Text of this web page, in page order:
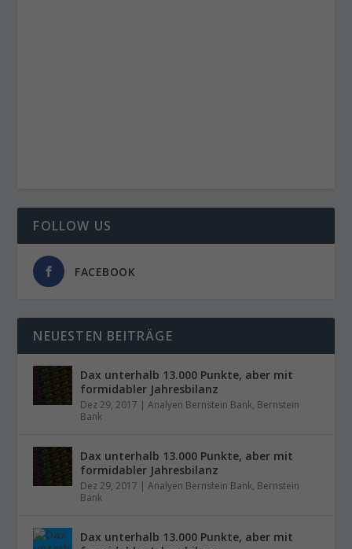
FOLLOW US
FACEBOOK
NEUESTEN BEITRÄGE
Dax unterhalb 13.000 Punkte, aber mit
formidabler Jahresbilanz
Dez 29, 2017 |Analyen Bernstein Bank, Bernstein
Bank
Dax unterhalb 13.000 Punkte, aber mit
formidabler Jahresbilanz
Dez 29, 2017 |Analyen Bernstein Bank, Bernstein
Bank
Dax unterhalb 13.000 Punkte, aber mit